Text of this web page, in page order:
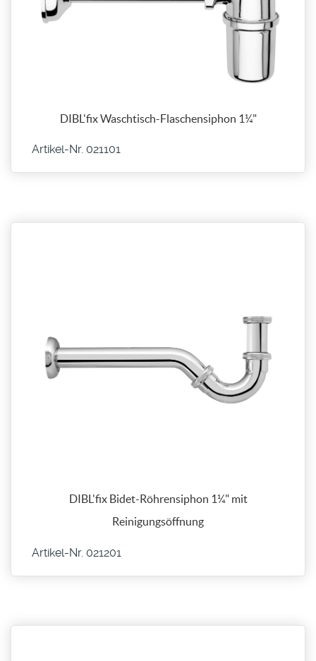
DIBL'fix Waschtisch-Flaschensiphon 1¼"
Artikel-Nr. 021101
DIBL'fix Bidet-Röhrensiphon 1¼" mit
Reinigungsöffnung
Artikel-Nr. 021201